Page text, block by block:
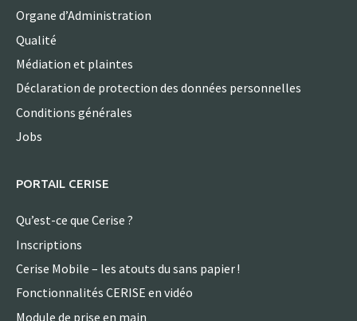
Organe d’Administration
Qualité
Médiation et plaintes
Déclaration de protection des données personnelles
Conditions générales
Jobs
PORTAIL CERISE
Qu’est-ce que Cerise ?
Inscriptions
Cerise Mobile – les atouts du sans papier !
Fonctionnalités CERISE en vidéo
Module de prise en main